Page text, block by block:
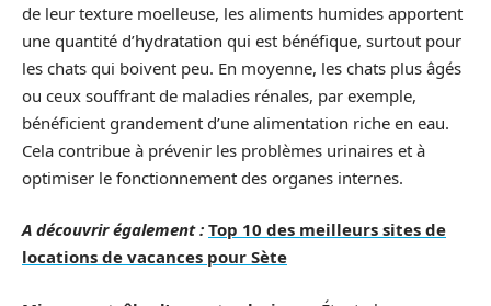
de leur texture moelleuse, les aliments humides apportent
une quantité d’hydratation qui est bénéfique, surtout pour
les chats qui boivent peu. En moyenne, les chats plus âgés
ou ceux souffrant de maladies rénales, par exemple,
bénéficient grandement d’une alimentation riche en eau.
Cela contribue à prévenir les problèmes urinaires et à
optimiser le fonctionnement des organes internes.
A découvrir également : Top 10 des meilleurs sites de
locations de vacances pour Sète